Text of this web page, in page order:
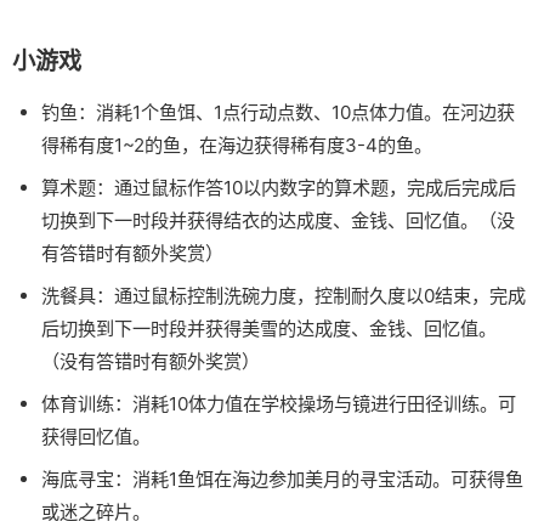
小游戏
钓鱼：消耗1个鱼饵、1点行动点数、10点体力值。在河边获
得稀有度1~2的鱼，在海边获得稀有度3-4的鱼。
算术题：通过鼠标作答10以内数字的算术题，完成后完成后
切换到下一时段并获得结衣的达成度、金钱、回忆值。（没
有答错时有额外奖赏）
洗餐具：通过鼠标控制洗碗力度，控制耐久度以0结束，完成
后切换到下一时段并获得美雪的达成度、金钱、回忆值。
（没有答错时有额外奖赏）
体育训练：消耗10体力值在学校操场与镜进行田径训练。可
获得回忆值。
海底寻宝：消耗1鱼饵在海边参加美月的寻宝活动。可获得鱼
或迷之碎片。